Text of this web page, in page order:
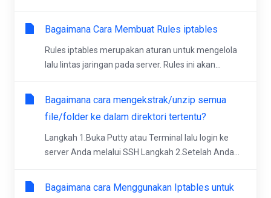
Bagaimana Cara Membuat Rules iptables
Rules iptables merupakan aturan untuk mengelola
lalu lintas jaringan pada server. Rules ini akan...
Bagaimana cara mengekstrak/unzip semua
file/folder ke dalam direktori tertentu?
Langkah 1.Buka Putty atau Terminal lalu login ke
server Anda melalui SSH Langkah 2.Setelah Anda...
Bagaimana cara Menggunakan Iptables untuk